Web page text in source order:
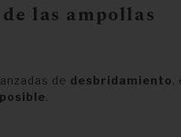
las ampollas
de desbridamiento,
.